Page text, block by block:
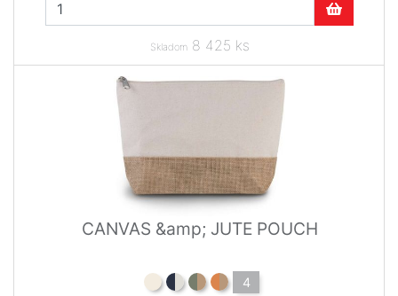
Skladom8 425 ks
CANVAS &amp; JUTE POUCH
4